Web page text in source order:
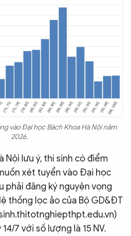
vào Đại học Bách Khoa Hà Nội năm
2026.
Nội lưu ý, thí sinh có điểm
xét tuyển vào Đại học
phải đăng ký nguyện vọng
thống lọc ảo của Bộ GD&ĐT
7 với số lượng là 15 NV.